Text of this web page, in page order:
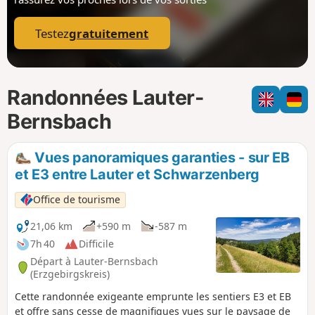
p
Testezgratuitement
Randonnées Lauter-
Bernsbach
Vues panoramiques garanties - sur EB
et E3 entre Lauter et Schwarzenberg
Office de tourisme
21,06 km
+590 m
-587 m
7h 40
Difficile
Départ à Lauter-Bernsbach
(Erzgebirgskreis)
Cette randonnée exigeante emprunte les sentiers E3 et EB
et offre sans cesse de magnifiques vues sur le paysage de